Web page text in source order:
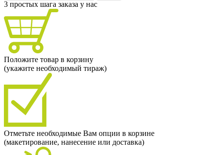
3 простых шага заказа у нас
Положите товар в корзину
(укажите необходимый тираж)
Отметьте необходимые Вам опции в корзине
(макетирование, нанесение или доставка)